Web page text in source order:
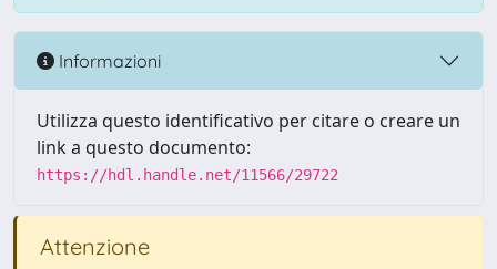
Informazioni
Utilizza questo identificativo per citare o creare un
link a questo documento:
https://hdl.handle.net/11566/29722
Attenzione